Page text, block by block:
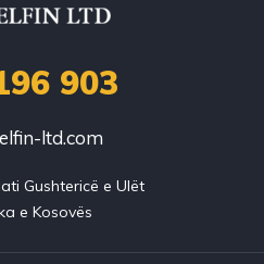
903
ltd.com
Gushtericë e Ulët